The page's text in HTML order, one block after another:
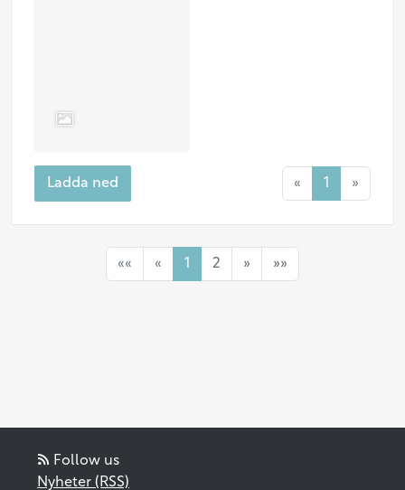
Ladda ned « 1 »
«« « 1 2 » »»
Follow us
Nyheter (RSS)